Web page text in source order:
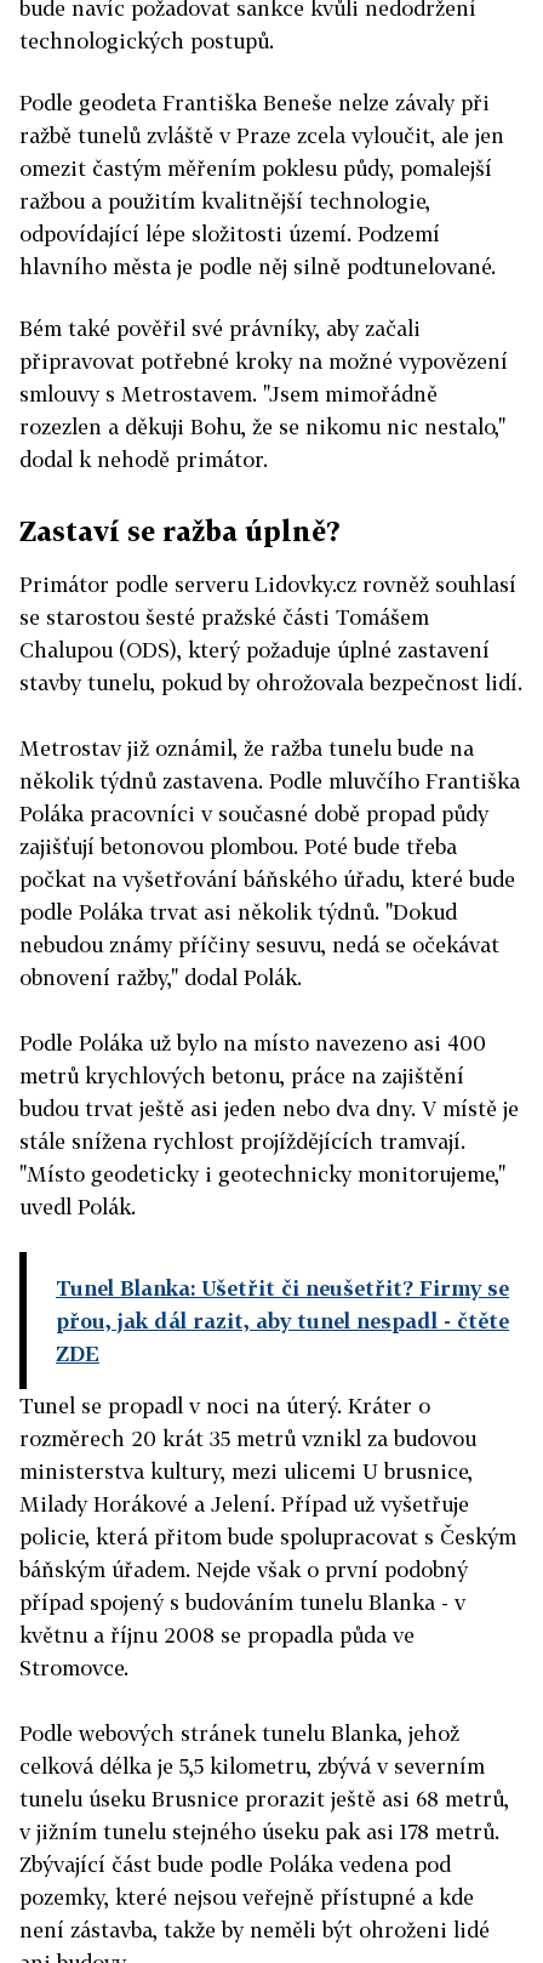
bude navíc požadovat sankce kvůli nedodržení
technologických postupů.
Podle geodeta Františka Beneše nelze závaly při
ražbě tunelů zvláště v Praze zcela vyloučit, ale jen
omezit častým měřením poklesu půdy, pomalejší
ražbou a použitím kvalitnější technologie,
odpovídající lépe složitosti území. Podzemí
hlavního města je podle něj silně podtunelované.
Bém také pověřil své právníky, aby začali
připravovat potřebné kroky na možné vypovězení
smlouvy s Metrostavem. "Jsem mimořádně
rozezlen a děkuji Bohu, že se nikomu nic nestalo,"
dodal k nehodě primátor.
Zastaví se ražba úplně?
Primátor podle serveru Lidovky.cz rovněž souhlasí
se starostou šesté pražské části Tomášem
Chalupou (ODS), který požaduje úplné zastavení
stavby tunelu, pokud by ohrožovala bezpečnost lidí.
Metrostav již oznámil, že ražba tunelu bude na
několik týdnů zastavena. Podle mluvčího Františka
Poláka pracovníci v současné době propad půdy
zajišťují betonovou plombou. Poté bude třeba
počkat na vyšetřování báňského úřadu, které bude
podle Poláka trvat asi několik týdnů. "Dokud
nebudou známy příčiny sesuvu, nedá se očekávat
obnovení ražby," dodal Polák.
Podle Poláka už bylo na místo navezeno asi 400
metrů krychlových betonu, práce na zajištění
budou trvat ještě asi jeden nebo dva dny. V místě je
stále snížena rychlost projíždějících tramvají.
"Místo geodeticky i geotechnicky monitorujeme,"
uvedl Polák.
Tunel Blanka: Ušetřit či neušetřit? Firmy se
přou, jak dál razit, aby tunel nespadl - čtěte
ZDE
Tunel se propadl v noci na úterý. Kráter o
rozměrech 20 krát 35 metrů vznikl za budovou
ministerstva kultury, mezi ulicemi U brusnice,
Milady Horákové a Jelení. Případ už vyšetřuje
policie, která přitom bude spolupracovat s Českým
báňským úřadem. Nejde však o první podobný
případ spojený s budováním tunelu Blanka - v
květnu a říjnu 2008 se propadla půda ve
Stromovce.
Podle webových stránek tunelu Blanka, jehož
celková délka je 5,5 kilometru, zbývá v severním
tunelu úseku Brusnice prorazit ještě asi 68 metrů,
v jižním tunelu stejného úseku pak asi 178 metrů.
Zbývající část bude podle Poláka vedena pod
pozemky, které nejsou veřejně přístupné a kde
není zástavba, takže by neměli být ohroženi lidé